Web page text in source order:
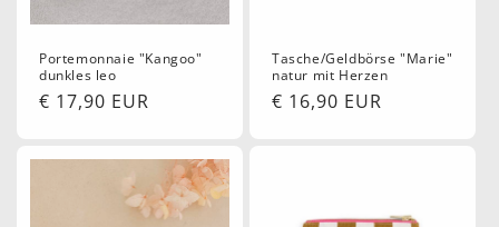
Portemonnaie "Kangoo"
dunkles leo
Normaler
€ 17,90 EUR
Tasche/Geldbörse "Marie"
natur mit Herzen
Normaler
€ 16,90 EUR